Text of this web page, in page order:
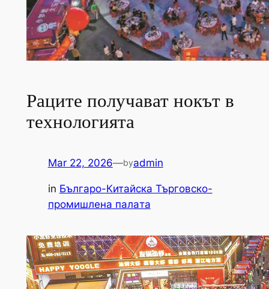
Раците получават нокът в
технологията
Mar 22, 2026—byadmin
in Българо-Китайска Търговско-
промишлена палaта